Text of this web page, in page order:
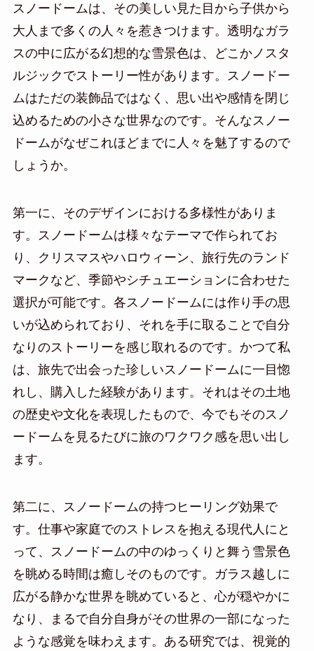
スノードームは、その美しい見た目から子供から
大人まで多くの人々を惹きつけます。透明なガラ
スの中に広がる幻想的な雪景色は、どこかノスタ
ルジックでストーリー性があります。スノードー
ムはただの装飾品ではなく、思い出や感情を閉じ
込めるための小さな世界なのです。そんなスノー
ドームがなぜこれほどまでに人々を魅了するので
しょうか。
第一に、そのデザインにおける多様性がありま
す。スノードームは様々なテーマで作られてお
り、クリスマスやハロウィーン、旅行先のランド
マークなど、季節やシチュエーションに合わせた
選択が可能です。各スノードームには作り手の思
いが込められており、それを手に取ることで自分
なりのストーリーを感じ取れるのです。かつて私
は、旅先で出会った珍しいスノードームに一目惚
れし、購入した経験があります。それはその土地
の歴史や文化を表現したもので、今でもそのスノ
ードームを見るたびに旅のワクワク感を思い出し
ます。
第二に、スノードームの持つヒーリング効果で
す。仕事や家庭でのストレスを抱える現代人にと
って、スノードームの中のゆっくりと舞う雪景色
を眺める時間は癒しそのものです。ガラス越しに
広がる静かな世界を眺めていると、心が穏やかに
なり、まるで自分自身がその世界の一部になった
ような感覚を味わえます。ある研究では、視覚的